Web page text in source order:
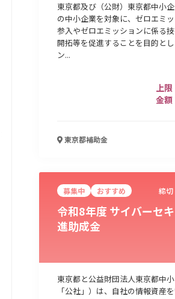
東京都及び（公財）東京都中小
の中小企業を対象に、ゼロエミ
参入やゼロエミッションに係る
開拓等を促進することを目的と
ン...
上限
金額
東京都補助金
募集中 おすすめ 締切
令和8年度 サイバーセ
進助成金
東京都と公益財団法人東京都中
「公社」）は、自社の情報資産